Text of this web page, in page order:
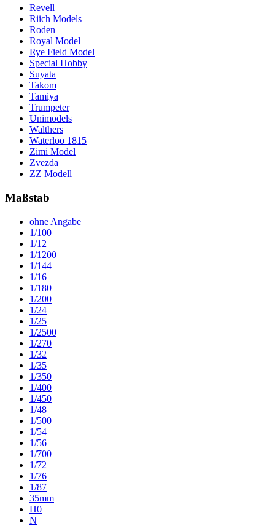
Revell
Riich Models
Roden
Royal Model
Rye Field Model
Special Hobby
Suyata
Takom
Tamiya
Trumpeter
Unimodels
Walthers
Waterloo 1815
Zimi Model
Zvezda
ZZ Modell
Maßstab
ohne Angabe
1/100
1/12
1/1200
1/144
1/16
1/180
1/200
1/24
1/25
1/2500
1/270
1/32
1/35
1/350
1/400
1/450
1/48
1/500
1/54
1/56
1/700
1/72
1/76
1/87
35mm
H0
N